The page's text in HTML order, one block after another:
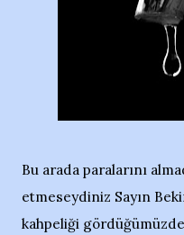
Bu arada paralarını
etmeseydiniz Sayın
kahpeliği